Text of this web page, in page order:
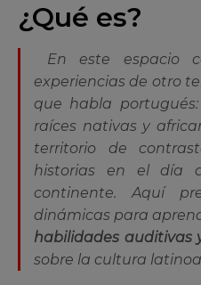
¿Qué es?
En este espacio
experiencias de otro
que habla portugués:
raíces nativas y
territorio de
historias en el día
continente. Aquí
dinámicas para
habilidades auditivas
sobre la cultura